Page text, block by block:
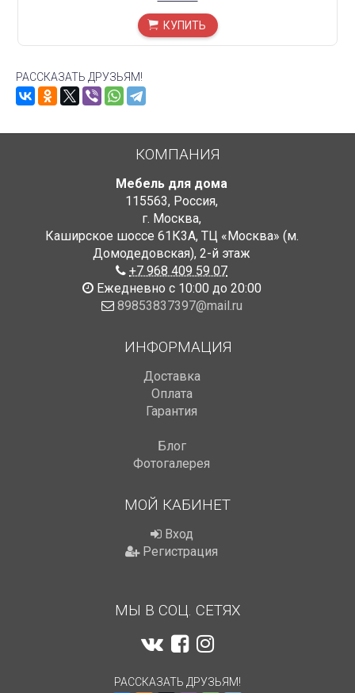
КУПИТЬ
РАССКАЗАТЬ ДРУЗЬЯМ!
КОМПАНИЯ
Мебель для дома
115563, Россия,
г. Москва,
Каширское шоссе 61К3А, ТЦ «Москва» (м.
Домодедовская), 2-й этаж
+7 968 409 59 07
Ежедневно с 10:00 до 20:00
89853837397@mail.ru
ИНФОРМАЦИЯ
Доставка
Оплата
Гарантия
Блог
Фотогалерея
МОЙ КАБИНЕТ
Вход
Регистрация
МЫ В СОЦ. СЕТЯХ
РАССКАЗАТЬ ДРУЗЬЯМ!